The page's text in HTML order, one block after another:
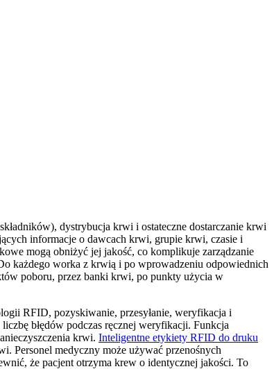
dystrybucja krwi i ostateczne dostarczanie krwi
informacje o dawcach krwi, grupie krwi, czasie i
mogą obniżyć jej jakość, co komplikuje zarządzanie
każdego worka z krwią i po wprowadzeniu odpowiednich
poboru, przez banki krwi, po punkty użycia w
RFID, pozyskiwanie, przesyłanie, weryfikacja i
błędów podczas ręcznej weryfikacji. Funkcja
krwi. Inteligentne etykiety RFID do druku
Personel medyczny może używać przenośnych
że pacjent otrzyma krew o identycznej jakości. To